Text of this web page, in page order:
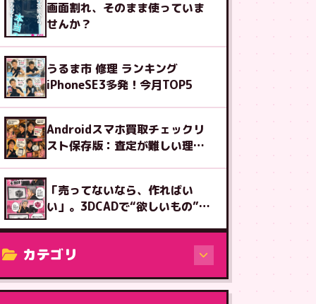
画面割れ、そのまま使っていま
せんか？
うるま市 修理 ランキング
iPhoneSE3多発！今月TOP5
Androidスマホ買取チェックリ
スト保存版：査定が難しい理由
「売ってないなら、作ればい
い」。3DCADで“欲しいもの”を
カテゴリ
修理（機種から）